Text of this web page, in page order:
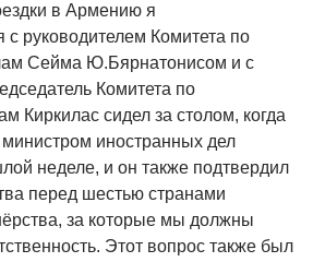
в Армению я
с руководителем Комитета по
Сейма Ю.Бярнатонисом и с
Комитета по
Киркилас сидел за столом, когда
иностранных дел
неделе, и он также подтвердил
перед шестью странами
за которые мы должны
Этот вопрос также был